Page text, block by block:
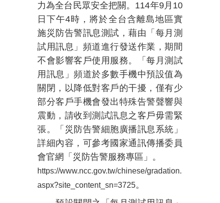
力為全台民眾安全把關。 114年9月 10
日下午4時，將於全台含離島地區實
施災防告警訊息測試，藉由「每月測
試用訊息」頻道進行發送作業，期間
不會影響客戶使用服務。「每月測試
用訊息」頻道於多數手機中預設值為
關閉，以降低對客戶的干擾，僅有少
部分客戶手機會發出特殊告警聲響與
震動，請收到測試訊息之客戶毋需緊
張。「災防告警細胞廣播訊息系統」
詳細內容，可參考國家通訊傳播委員
會官網「災防告警服務專區」。
https://www.ncc.gov.tw/chinese/gradation.
aspx?site_content_sn=3725。